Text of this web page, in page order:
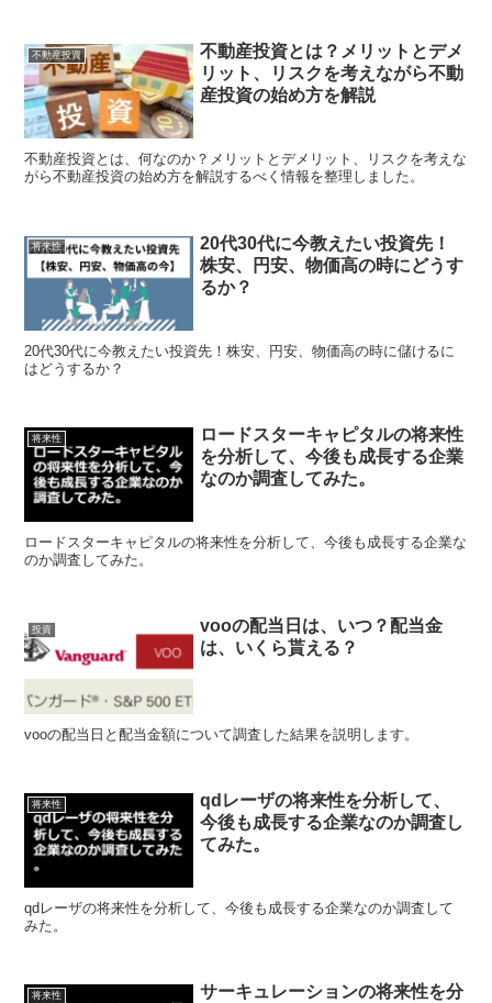
不動産投資
不動産投資とは？メリットとデメ
リット、リスクを考えながら不動
産投資の始め方を解説
不動産投資とは、何なのか？メリットとデメリット、リスクを考えな
がら不動産投資の始め方を解説するべく情報を整理しました。
将来性
20代30代に今教えたい投資先！
株安、円安、物価高の時にどうす
るか？
20代30代に今教えたい投資先！株安、円安、物価高の時に儲けるに
はどうするか？
将来性
ロードスターキャピタルの将来性
を分析して、今後も成長する企業
なのか調査してみた。
ロードスターキャピタルの将来性を分析して、今後も成長する企業な
のか調査してみた。
投資
vooの配当日は、いつ？配当金
は、いくら貰える？
vooの配当日と配当金額について調査した結果を説明します。
将来性
qdレーザの将来性を分析して、
今後も成長する企業なのか調査し
てみた。
qdレーザの将来性を分析して、今後も成長する企業なのか調査して
みた。
将来性
サーキュレーションの将来性を分